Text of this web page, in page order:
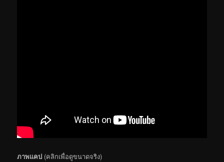
ภาพแคป (คลิกเพื่อดูขนาดจริง)